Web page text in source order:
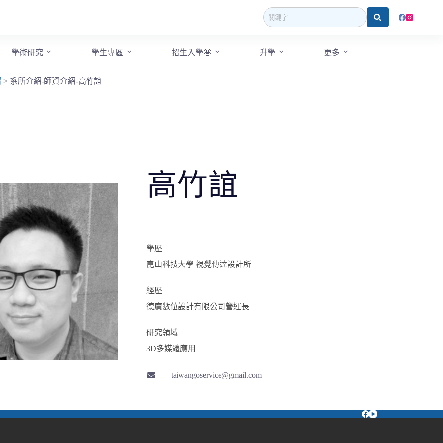
學術研究 學生專區 招生入學🤩 升學 更多
> 系所介紹-師資介紹-高竹誼
高竹誼
學歷
崑山科技大學 視覺傳達設計所
經歷
德廣數位設計有限公司營運長
研究領域
3D多媒體應用
taiwangoservice@gmail.com